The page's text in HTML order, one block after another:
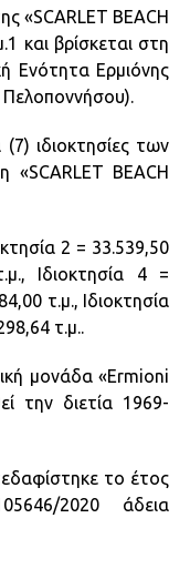
«SCARLET BEACH
και βρίσκεται στη
Ενότητα Ερμιόνης
ιδιοκτησίες των
«SCARLET BEACH
2 = 33.539,50
Ιδιοκτησία 4 =
τ.μ., Ιδιοκτησία
τ.μ..
μονάδα «Ermioni
την διετία 1969-
το έτος
2020 άδεια